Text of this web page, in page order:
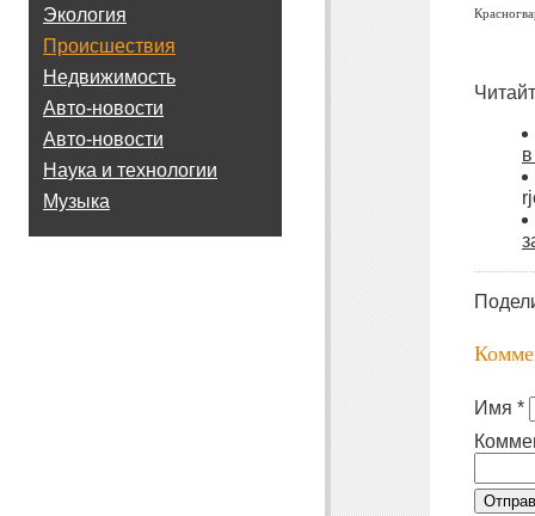
Экология
Происшествия
Недвижимость
Авто-новости
Авто-новости
Наука и технологии
Музыка
Имя *